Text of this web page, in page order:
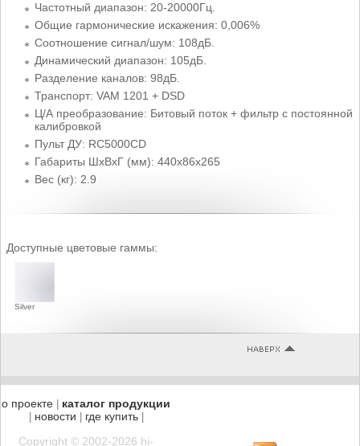
Частотный диапaзон: 20-20000Гц.
Общие гармонические искажения: 0,006%
Соотношение сигнал/шум: 108дБ.
Динамический диапазон: 105дБ.
Разделение каналов: 98дБ.
Транспорт: VAM 1201 + DSD
Ц/А преобразование: Битовый поток + фильтр с постоянной
калибровкой
Пульт ДУ: RC5000CD
Габариты ШхВхГ (мм): 440x86x265
Вес (кг): 2.9
Доступные цветовые гаммы:
Silver
о проекте каталог продукции
новости где купить|
Copyright © 2002-2026 hi-